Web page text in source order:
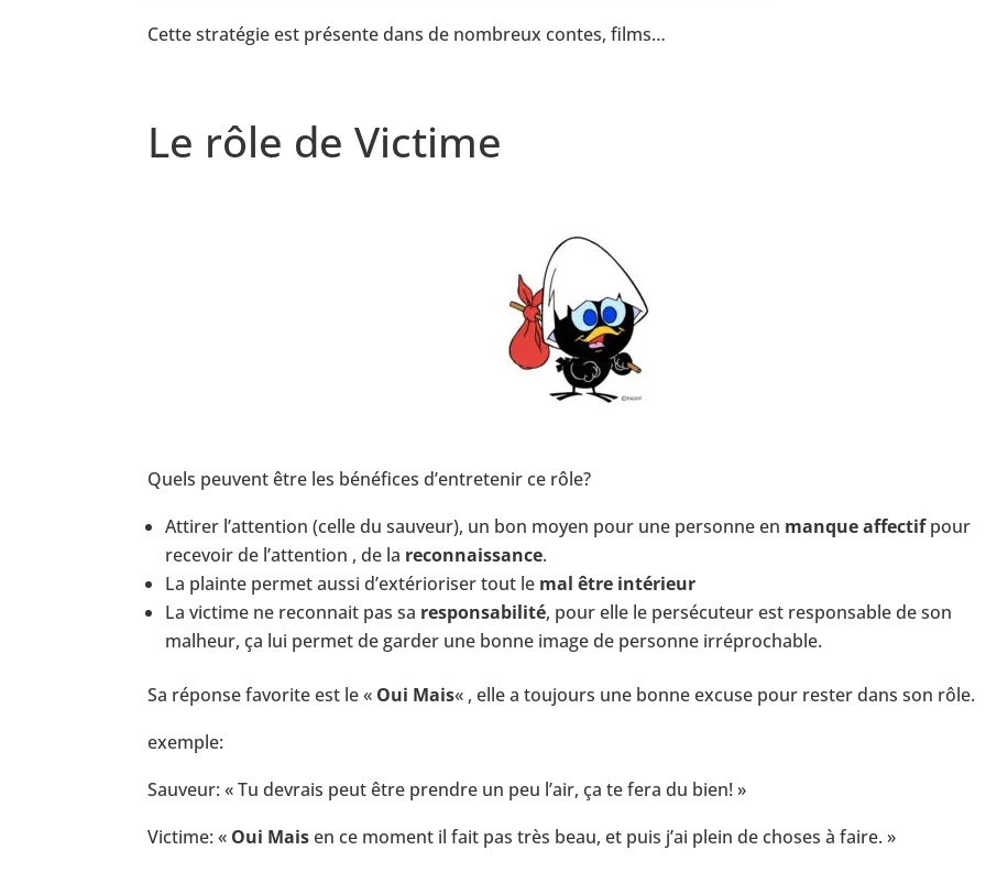
Cette stratégie est présente dans de nombreux contes, films…
Le rôle de Victime
Quels peuvent être les bénéfices d’entretenir ce rôle?
Attirer l’attention (celle du sauveur), un bon moyen pour une personne en manque affectifpour
recevoir de l’attention , de la reconnaissance.
La plainte permet aussi d’extérioriser tout le mal être intérieur
La victime ne reconnait pas sa responsabilité, pour elle le persécuteur est responsable de son
malheur, ça lui permet de garder une bonne image de personne irréprochable.
Sa réponse favorite est le « Oui Mais« , elle a toujours une bonne excuse pour rester dans son rôle.
exemple:
Sauveur: « Tu devrais peut être prendre un peu l’air, ça te fera du bien! »
Victime: « Oui Maisen ce moment il fait pas très beau, et puis j’ai plein de choses à faire. »